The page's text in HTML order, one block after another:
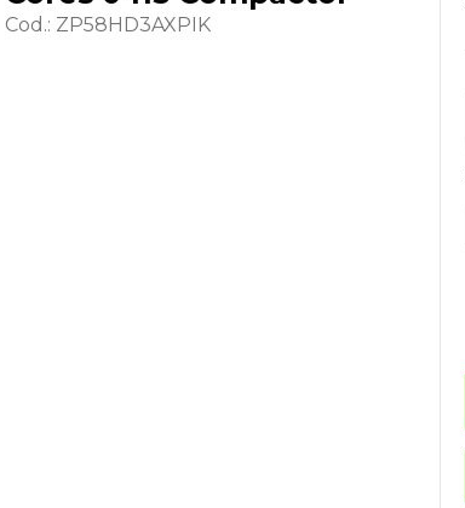
Cod.: ZP58HD3AXPIK